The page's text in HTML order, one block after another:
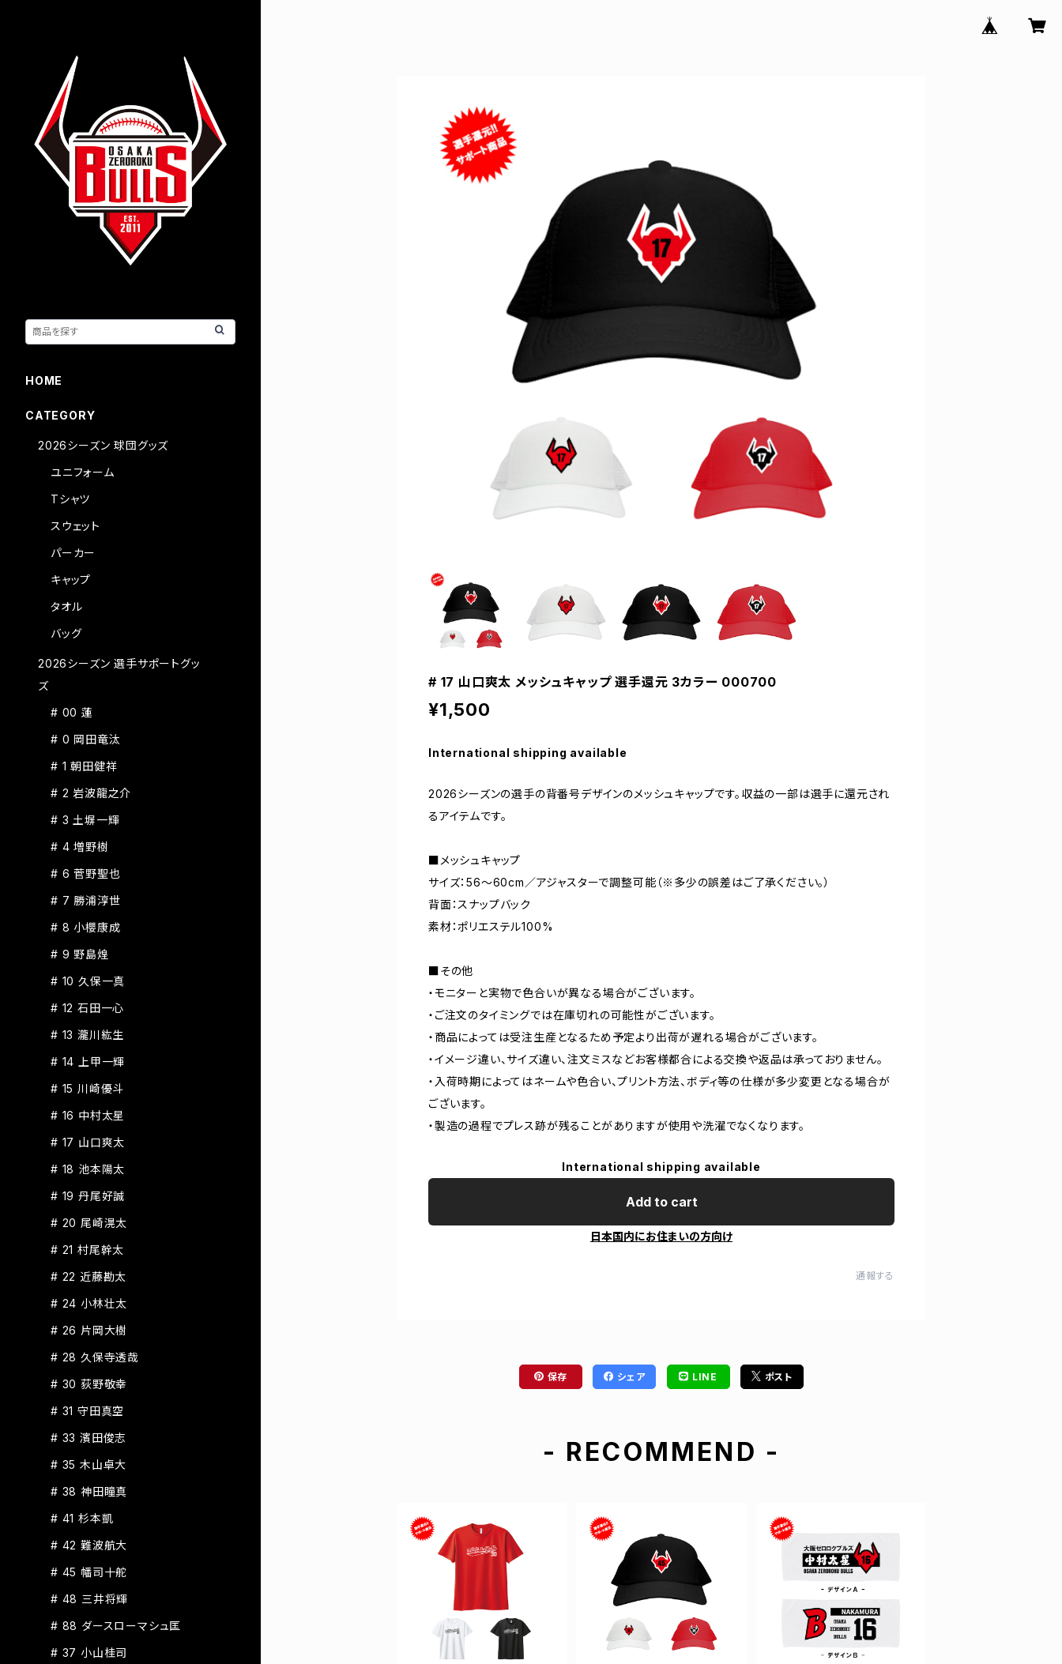
# 17 山口爽太 メッシュキャップ 選手還元 3カラー 000700
¥1,500
International shipping available
2026シーズンの選手の背番号デザインのメッシュキャップです。収益の一部は選手に還元され
るアイテムです。
■メッシュキャップ
サイズ：56～60cm／アジャスターで調整可能（※多少の誤差はご了承ください。）
背面：スナップバック
素材：ポリエステル100%
■その他
・モニターと実物で色合いが異なる場合がございます。
・ご注文のタイミングでは在庫切れの可能性がございます。
・商品によっては受注生産となるため予定より出荷が遅れる場合がございます。
・イメージ違い、サイズ違い、注文ミスなどお客様都合による交換や返品は承っておりません。
・入荷時期によってはネームや色合い、プリント方法、ボディ等の仕様が多少変更となる場合が
ございます。
・製造の過程でプレス跡が残ることがありますが使用や洗濯でなくなります。
International shipping available
Add to cart
日本国内にお住まいの方向け
通報する
保存 シェア LINE ポスト
- RECOMMEND -
HOME
CATEGORY
2026シーズン 球団グッズ
ユニフォーム
Tシャツ
スウェット
パーカー
キャップ
タオル
バッグ
2026シーズン 選手サポートグッ
ズ
# 00 蓮
# 0 岡田竜汰
# 1 朝田健祥
# 2 岩波龍之介
# 3 土塀一輝
# 4 増野樹
# 6 菅野聖也
# 7 勝浦淳世
# 8 小櫻康成
# 9 野島煌
# 10 久保一真
# 12 石田一心
# 13 瀧川紘生
# 14 上甲一輝
# 15 川崎優斗
# 16 中村太星
# 17 山口爽太
# 18 池本陽太
# 19 丹尾好誠
# 20 尾崎滉太
# 21 村尾幹太
# 22 近藤勘太
# 24 小林壮太
# 26 片岡大樹
# 28 久保寺透哉
# 30 荻野敬幸
# 31 守田真空
# 33 濱田俊志
# 35 木山卓大
# 38 神田瞳真
# 41 杉本凱
# 42 難波航大
# 45 幡司十舵
# 48 三井将輝
# 88 ダースローマシュ匡
# 37 小山桂司